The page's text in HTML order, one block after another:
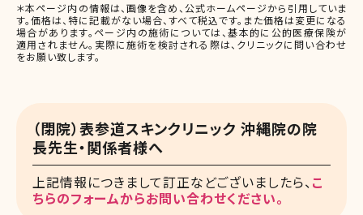
＊本ページ内の情報は、画像を含め、公式ホームページから引用していま
す。価格は、特に記載がない場合、すべて税込です。また価格は変更になる
場合があります。ページ内の施術については、基本的に公的医療保険が
適用されません。実際に施術を検討される際は、クリニックに問い合わせ
をお願い致します。
（閉院）表参道スキンクリニック 沖縄院の院
長先生・関係者様へ
上記情報につきまして訂正などございましたら、こ
ちらのフォームからお問い合わせください。